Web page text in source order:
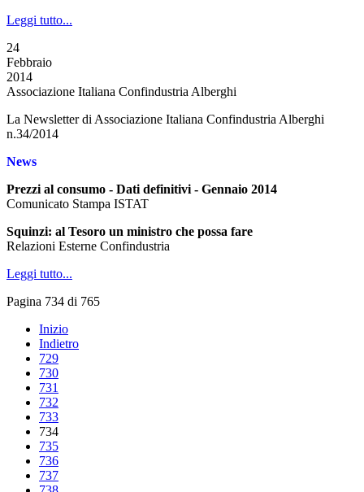
Leggi tutto...
24
Febbraio
2014
Associazione Italiana Confindustria Alberghi
La Newsletter di Associazione Italiana Confindustria Alberghi
n.34/2014
News
Prezzi al consumo - Dati definitivi - Gennaio 2014
Comunicato Stampa ISTAT
Squinzi: al Tesoro un ministro che possa fare
Relazioni Esterne Confindustria
Leggi tutto...
Pagina 734 di 765
Inizio
Indietro
729
730
731
732
733
734
735
736
737